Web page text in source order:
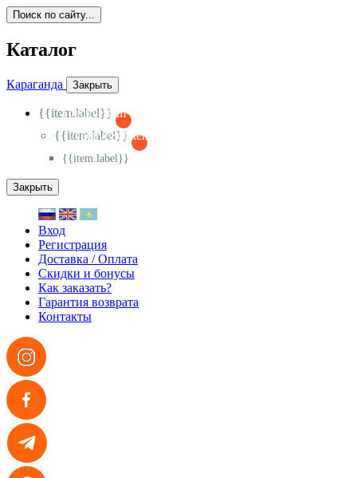
Поиск по сайту...
Каталог
Караганда Закрыть
{{item.label}}
{{activeItem==item.id?'-
{{item.label}}
{{activeSubitem==item.id?'-
{{item.label}}
Закрыть
Вход
Регистрация
Доставка / Оплата
Скидки и бонусы
Как заказать?
Гарантия возврата
Контакты